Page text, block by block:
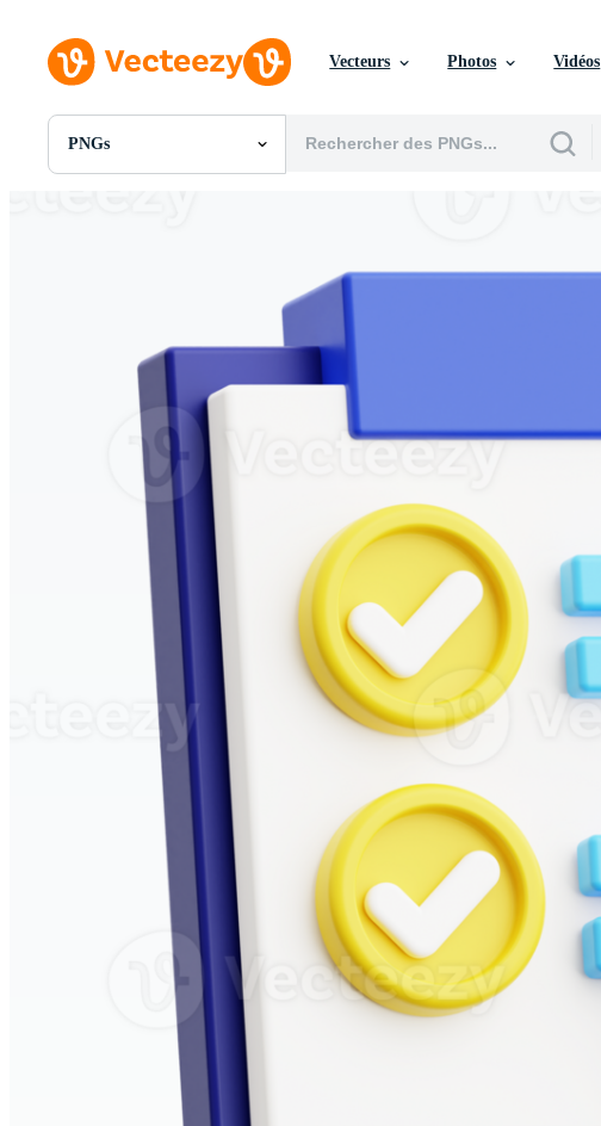
Vecteurs Photos Vidéos
PNGs
Toutes Images
Motion graphics
Images Éditoriales
Événements Éditoriaux